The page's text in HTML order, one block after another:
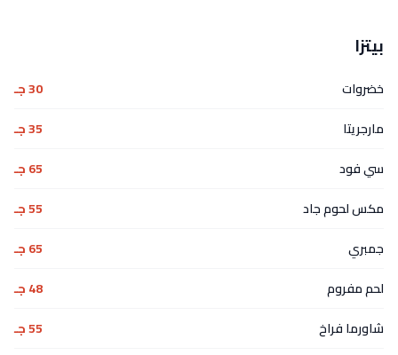
بيتزا
خضروات
30 جـ
مارجريتا
35 جـ
سي فود
65 جـ
مكس لحوم جاد
55 جـ
جمبري
65 جـ
لحم مفروم
48 جـ
شاورما فراخ
55 جـ